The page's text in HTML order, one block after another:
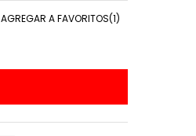
AGREGAR A FAVORITOS(1)